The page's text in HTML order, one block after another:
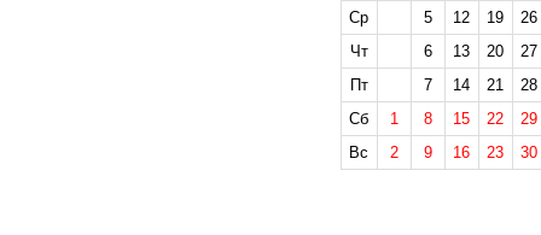
Ср
5 12 19
26
Чт
6 13 20
27
Пт
7 14 21
28
Сб
1 8 15 22
29
Вс
2 9 16 23 30